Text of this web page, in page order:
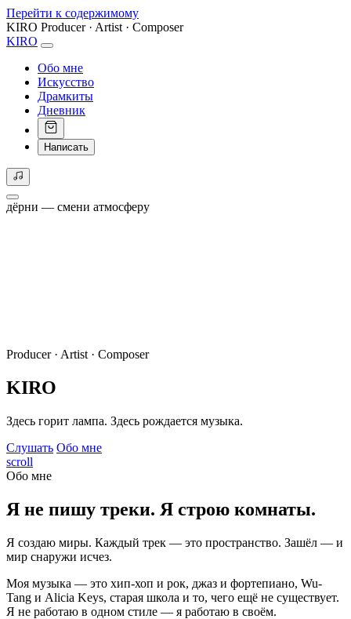
Перейти к содержимому
KIRO Producer · Artist · Composer
KIRO
Обо мне
Искусство
Драмкиты
Дневник
Написать
дёрни — смени атмосферу
Producer · Artist · Composer
KIRO
Здесь горит лампа. Здесь рождается музыка.
Слушать Обо мне
scroll
Обо мне
Я не пишу треки. Я строю комнаты.
Я создаю миры. Каждый трек — это пространство. Зашёл — и
мир снаружи исчез.
Моя музыка — это хип-хоп и рок, джаз и фортепиано, Wu-
Tang и Alicia Keys, старая школа и то, чего ещё не существует.
Я не работаю в одном стиле — я работаю в своём.